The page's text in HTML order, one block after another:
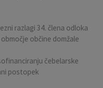
razlagi 34. člena odloka
občine domžale
čebelarske
postopek